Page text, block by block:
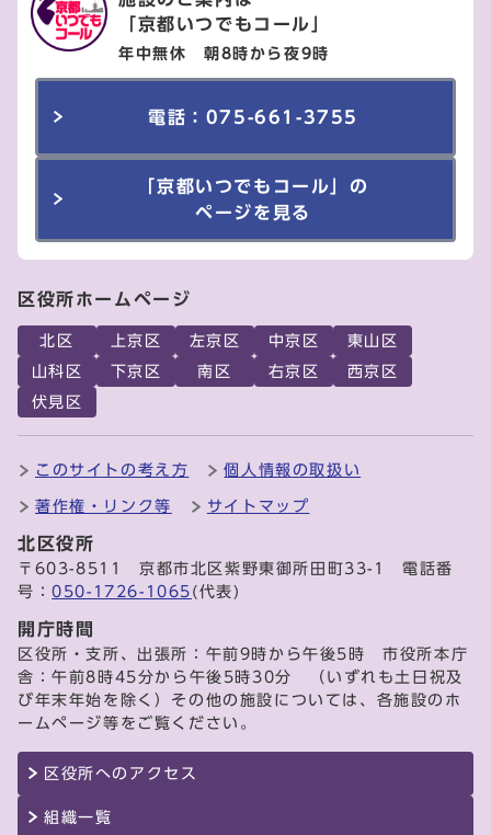
「京都いつでもコール」
年中無休 朝8時から夜9時
電話：075-661-3755
「京都いつでもコール」の
ページを見る
区役所ホームページ
北区 上京区 左京区 中京区
東山区
山科区
下京区 南区 右京区
西京区
伏見区
このサイトの考え方 個人情報の取扱い
著作権・リンク等 サイトマップ
北区役所
〒603-8511 京都市北区紫野東御所田町33-1 電話番
号：050-1726-1065 (代表)
開庁時間
区役所・支所、出張所：午前9時から午後5時 市役所本庁
舎：午前8時45分から午後5時30分 （いずれも土日祝及
び年末年始を除く）その他の施設については、各施設のホ
ームページ等をご覧ください。
区役所へのアクセス
組織一覧